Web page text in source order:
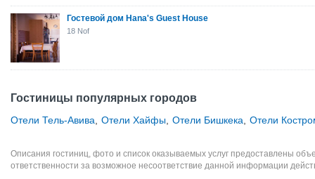
Гостевой дом Hana's Guest House
18 Nof
Гостиницы популярных городов
Отели Тель-Авива Отели Хайфы Отели Бишкека Отели
Описания гостиниц, фото и список оказываемых услуг предоставлены
ответственности за возможное несоответствие данной информации